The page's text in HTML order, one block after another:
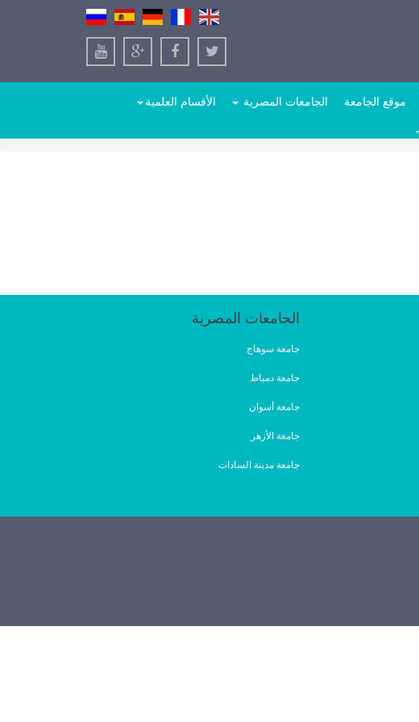
موقع الجامعة الجامعات المصرية
الأقسام العلمية
الجامعات المصرية
جامعة سوهاج
جامعة دمياط
جامعة أسوان
جامعة الأزهر
جامعة مدينة السادات